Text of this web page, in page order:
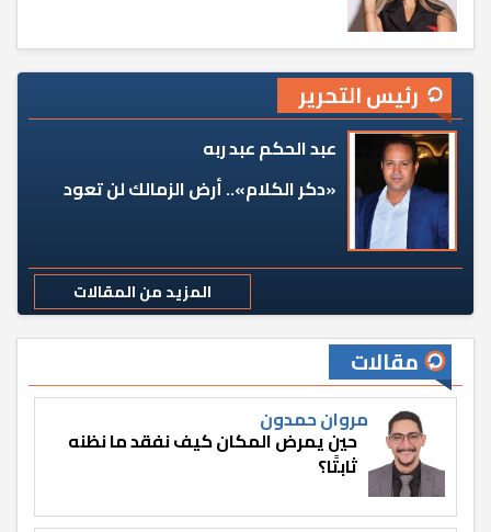
رئيس التحرير
عبد الحكم عبد ربه
«دكر الكلام».. أرض الزمالك لن تعود
المزيد من المقالات
مقالات
مروان حمدون
حين يمرض المكان كيف نفقد ما نظنه
ثابتًا؟